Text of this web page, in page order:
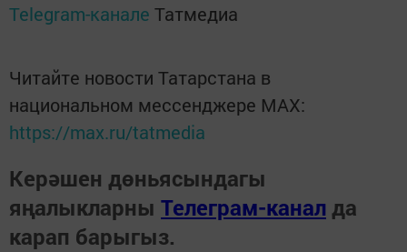
Telegram-канале Татмедиа
Читайте новости Татарстана в
национальном мессенджере MАХ:
https://max.ru/tatmedia
Керәшен дөньясындагы
яңалыкларны Телеграм-канал да
карап барыгыз.